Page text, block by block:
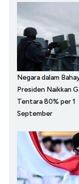
Negara dalam
Presiden Naikkan
Tentara 80% per 1
September